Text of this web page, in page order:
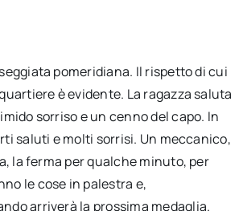
pomeridiana. Il rispetto di cui
è evidente. La ragazza saluta
sorriso e un cenno del capo. In
saluti e molti sorrisi. Un meccanico,
la ferma per qualche minuto, per
le cose in palestra e,
arriverà la prossima medaglia.